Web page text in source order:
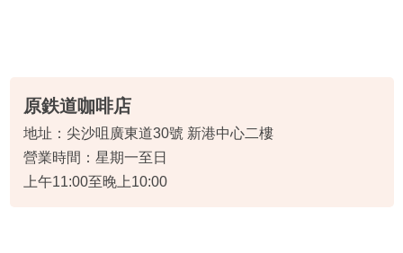
原鉄道咖啡店
地址：尖沙咀廣東道30號 新港中心二樓
營業時間：星期一至日
上午11:00至晚上10:00